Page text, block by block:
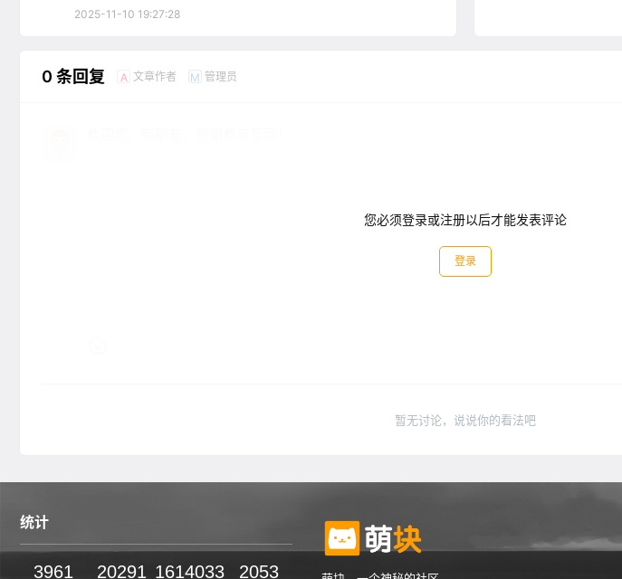
2025-11-10 19:27:28
0 条回复 A 文章作者 M 管理员
您必须登录或注册以后才能发表评论
登录
暂无讨论，说说你的看法吧
统计
3961 20291 1614033 2053